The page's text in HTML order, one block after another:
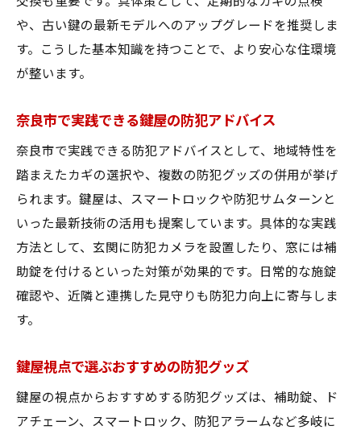
や、古い鍵の最新モデルへのアップグレードを推奨しま
す。こうした基本知識を持つことで、より安心な住環境
が整います。
奈良市で実践できる鍵屋の防犯アドバイス
奈良市で実践できる防犯アドバイスとして、地域特性を
踏まえたカギの選択や、複数の防犯グッズの併用が挙げ
られます。鍵屋は、スマートロックや防犯サムターンと
いった最新技術の活用も提案しています。具体的な実践
方法として、玄関に防犯カメラを設置したり、窓には補
助錠を付けるといった対策が効果的です。日常的な施錠
確認や、近隣と連携した見守りも防犯力向上に寄与しま
す。
鍵屋視点で選ぶおすすめの防犯グッズ
鍵屋の視点からおすすめする防犯グッズは、補助錠、ド
アチェーン、スマートロック、防犯アラームなど多岐に